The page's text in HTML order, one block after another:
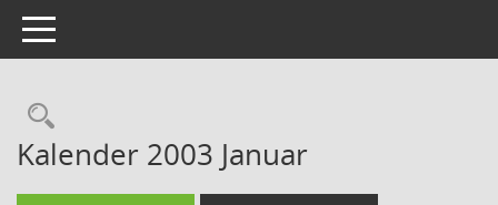
Toggle navigation
Rechercheauswahl
Kalender 2003 Januar